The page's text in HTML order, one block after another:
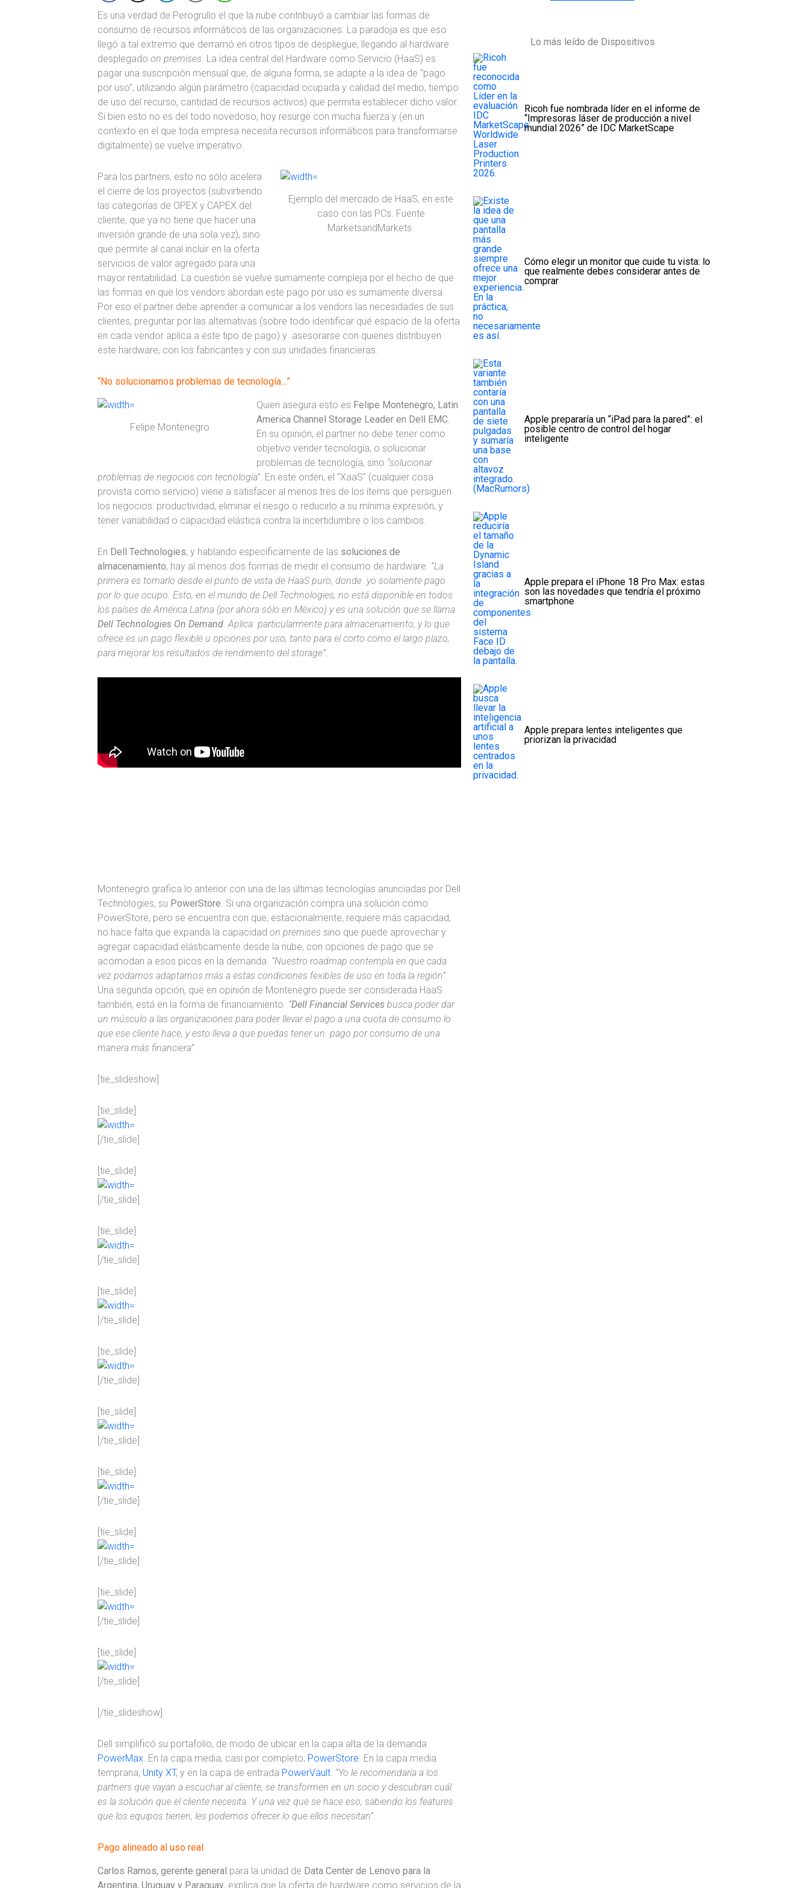
Es una verdad de Perogrullo el que la nube contribuyó a cambiar las formas de
consumo de recursos informáticos de las organizaciones. La paradoja es que eso
llegó a tal extremo que derramó en otros tipos de despliegue, llegando al hardware
desplegado on premises. La idea central del Hardware como Servicio (HaaS) es
pagar una suscripción mensual que, de alguna forma, se adapte a la idea de “pago
por uso”, utilizando algún parámetro (capacidad ocupada y calidad del medio, tiempo
de uso del recurso, cantidad de recursos activos) que permita establecer dicho valor.
Si bien esto no es del todo novedoso, hoy resurge con mucha fuerza y (en un
contexto en el que toda empresa necesita recursos informáticos para transformarse
digitalmente) se vuelve imperativo.
Ejemplo del mercado de HaaS, en este
caso con las PCs. Fuente
MarketsandMarkets.
Para los partners, esto no sólo acelera
el cierre de los proyectos (subvirtiendo
las categorías de OPEX y CAPEX del
cliente, que ya no tiene que hacer una
inversión grande de una sola vez), sino
que permite al canal incluir en la oferta
servicios de valor agregado para una
mayor rentabilidad. La cuestión se vuelve sumamente compleja por el hecho de que
las formas en que los vendors abordan este pago por uso es sumamente diversa.
Por eso el partner debe aprender a comunicar a los vendors las necesidades de sus
clientes, preguntar por las alternativas (sobre todo identificar qué espacio de la oferta
en cada vendor aplica a este tipo de pago) y asesorarse con quienes distribuyen
este hardware, con los fabricantes y con sus unidades financieras.
“No solucionamos problemas de tecnología…”
Felipe Montenegro
Quien asegura esto es Felipe Montenegro, Latin
America Channel Storage Leader en Dell EMC.
En su opinión, el partner no debe tener como
objetivo vender tecnología, o solucionar
problemas de tecnología, sino “solucionar
problemas de negocios con tecnología”. En este orden, el “XaaS” (cualquier cosa
provista como servicio) viene a satisfacer al menos tres de los ítems que persiguen
los negocios: productividad, eliminar el riesgo o reducirlo a su mínima expresión, y
tener variabilidad o capacidad elástica contra la incertidumbre o los cambios.
En Dell Technologies, y hablando específicamente de las soluciones de
almacenamiento, hay al menos dos formas de medir el consumo de hardware. “La
primera es tomarlo desde el punto de vista de HaaS puro, donde yo solamente pago
por lo que ocupo. Esto, en el mundo de Dell Technologies, no está disponible en todos
los países de América Latina (por ahora sólo en México) y es una solución que se llama
Dell Technologies On Demand. Aplica particularmente para almacenamiento, y lo que
ofrece es un pago flexible u opciones por uso, tanto para el corto como el largo plazo,
para mejorar los resultados de rendimiento del storage”.
Montenegro grafica lo anterior con una de las últimas tecnologías anunciadas por Dell
Technologies, su PowerStore. Si una organización compra una solución como
PowerStore, pero se encuentra con que, estacionalmente, requiere más capacidad,
no hace falta que expanda la capacidad on premises sino que puede aprovechar y
agregar capacidad elásticamente desde la nube, con opciones de pago que se
acomodan a esos picos en la demanda. “Nuestro roadmap contempla en que cada
vez podamos adaptarnos más a estas condiciones fexibles de uso en toda la región”.
Una segunda opción, que en opinión de Montenegro puede ser considerada HaaS
también, está en la forma de financiamiento. “Dell Financial Services busca poder dar
un músculo a las organizaciones para poder llevar el pago a una cuota de consumo lo
que ese cliente hace, y esto lleva a que puedas tener un pago por consumo de una
manera más financiera”.
[tie_slideshow]
[tie_slide]
[/tie_slide]
[tie_slide]
[/tie_slide]
[tie_slide]
[/tie_slide]
[tie_slide]
[/tie_slide]
[tie_slide]
[/tie_slide]
[tie_slide]
[/tie_slide]
[tie_slide]
[/tie_slide]
[tie_slide]
[/tie_slide]
[tie_slide]
[/tie_slide]
[tie_slide]
[/tie_slide]
[/tie_slideshow]
Dell simplificó su portafolio, de modo de ubicar en la capa alta de la demanda
PowerMax. En la capa media, casi por completo, PowerStore. En la capa media
temprana, Unity XT, y en la capa de entrada PowerVault. “Yo le recomendaría a los
partners que vayan a escuchar al cliente, se transformen en un socio y descubran cuál
es la solución que el cliente necesita. Y una vez que se hace eso, sabiendo los features
que los equipos tienen, les podemos ofrecer lo que ellos necesitan”.
Pago alineado al uso real
Carlos Ramos, gerente general para la unidad de Data Center de Lenovo para la
Argentina, Uruguay y Paraguay, explica que la oferta de hardware como servicios de la
Lo más leído de Dispositivos
Ricoh fue nombrada líder en el informe de
“Impresoras láser de producción a nivel
mundial 2026” de IDC MarketScape
Cómo elegir un monitor que cuide tu vista: lo
que realmente debes considerar antes de
comprar
Apple prepararía un “iPad para la pared”: el
posible centro de control del hogar
inteligente
Apple prepara el iPhone 18 Pro Max: estas
son las novedades que tendría el próximo
smartphone
Apple prepara lentes inteligentes que
priorizan la privacidad